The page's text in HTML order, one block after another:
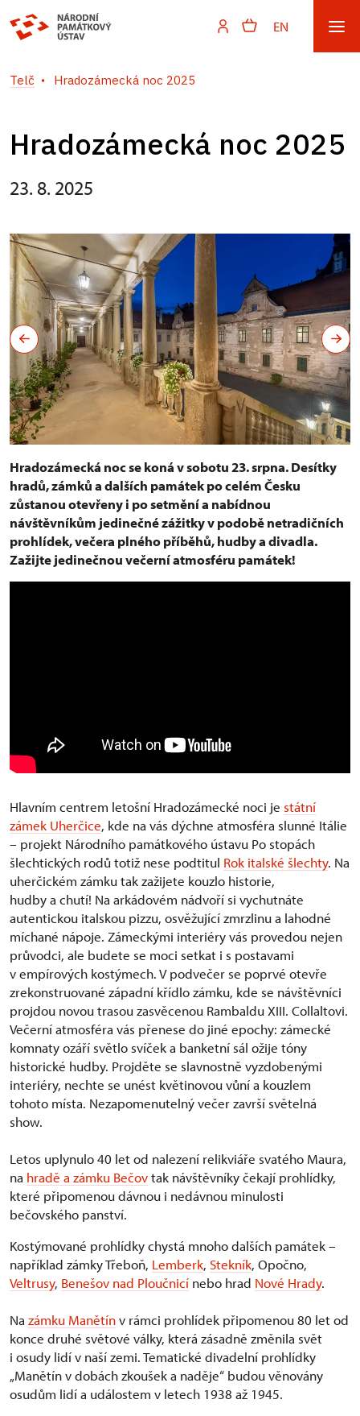
EN
Telč Hradozámecká noc 2025
Hradozámecká noc 2025
23. 8. 2025
Hradozámecká noc se koná v sobotu 23. srpna. Desítky
hradů, zámků a dalších památek po celém Česku
zůstanou otevřeny i po setmění a nabídnou
návštěvníkům jedinečné zážitky v podobě netradičních
prohlídek, večera plného příběhů, hudby a divadla.
Zažijte jedinečnou večerní atmosféru památek!
Hlavním centrem letošní Hradozámecké noci je státní
zámek Uherčice, kde na vás dýchne atmosféra slunné Itálie
– projekt Národního památkového ústavu Po stopách
šlechtických rodů totiž nese podtitul Rok italské šlechty. Na
uherčickém zámku tak zažijete kouzlo historie,
hudby a chutí! Na arkádovém nádvoří si vychutnáte
autentickou italskou pizzu, osvěžující zmrzlinu a lahodné
míchané nápoje. Zámeckými interiéry vás provedou nejen
průvodci, ale budete se moci setkat i s postavami
v empírových kostýmech. V podvečer se poprvé otevře
zrekonstruované západní křídlo zámku, kde se návštěvníci
projdou novou trasou zasvěcenou Rambaldu XIII. Collaltovi.
Večerní atmosféra vás přenese do jiné epochy: zámecké
komnaty ozáří světlo svíček a banketní sál ožije tóny
historické hudby. Projděte se slavnostně vyzdobenými
interiéry, nechte se unést květinovou vůní a kouzlem
tohoto místa. Nezapomenutelný večer završí světelná
show.
Letos uplynulo 40 let od nalezení relikviáře svatého Maura,
na hradě a zámku Bečovtak návštěvníky čekají prohlídky,
které připomenou dávnou i nedávnou minulosti
bečovského panství.
Kostýmované prohlídky chystá mnoho dalších památek –
například zámky Třeboň, Lemberk, Stekník, Opočno,
Veltrusy, Benešov nad Ploučnicí nebo hrad Nové Hrady.
Na zámku Manětínv rámci prohlídek připomenou 80 let od
konce druhé světové války, která zásadně změnila svět
i osudy lidí v naší zemi. Tematické divadelní prohlídky
„Manětín v dobách zkoušek a naděje“ budou věnovány
osudům lidí a událostem v letech 1938 až 1945.